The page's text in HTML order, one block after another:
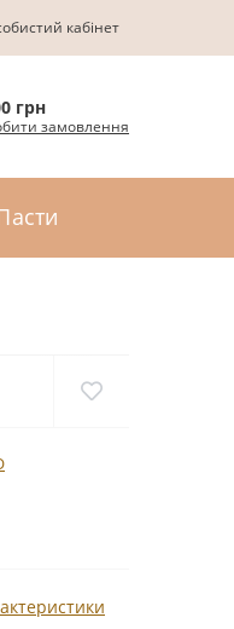
кабінет
грн
замовлення